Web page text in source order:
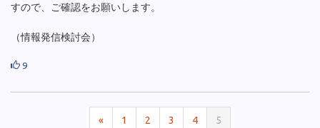
すので、ご確認をお願いします。
（情報発信検討会）
9
« 1 2 3 4 5